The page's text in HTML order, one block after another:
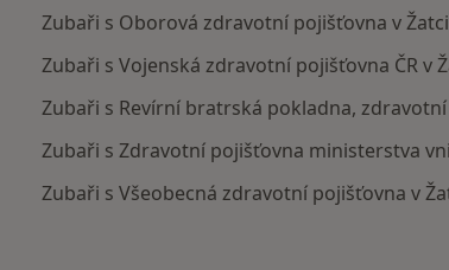
Zubaři s Oborová zdravotní pojišťovna v Žatci
Zubaři s Vojenská zdravotní pojišťovna ČR v
Zubaři s Revírní bratrská pokladna,
Zubaři s Zdravotní pojišťovna ministerstva
Zubaři s Všeobecná zdravotní pojišťovna v